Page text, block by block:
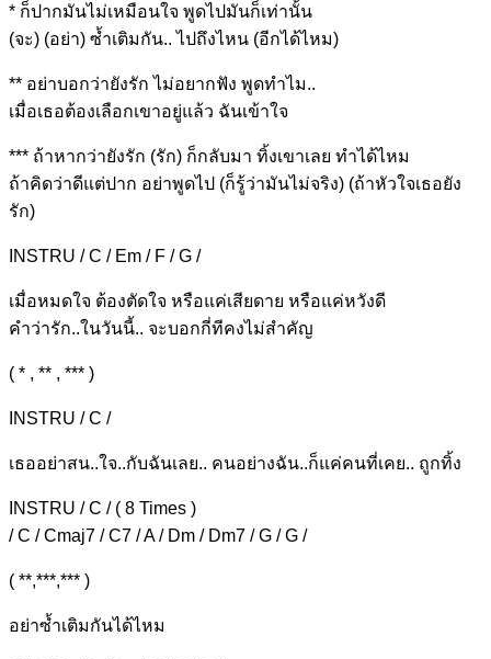
* ก็ปากมันไม่เหมือนใจ พูดไปมันก็เท่านั้น
(จะ) (อย่า) ซ้ำเติมกัน.. ไปถึงไหน (อีกได้ไหม)
** อย่าบอกว่ายังรัก ไม่อยากฟัง พูดทำไม..
เมื่อเธอต้องเลือกเขาอยู่แล้ว ฉันเข้าใจ
*** ถ้าหากว่ายังรัก (รัก) ก็กลับมา ทิ้งเขาเลย ทำได้ไหม
ถ้าคิดว่าดีแต่ปาก อย่าพูดไป (ก็รู้ว่ามันไม่จริง) (ถ้าหัวใจเธอยัง
รัก)
INSTRU / C / Em / F / G /
เมื่อหมดใจ ต้องตัดใจ หรือแค่เสียดาย หรือแค่หวังดี
คำว่ารัก..ในวันนี้.. จะบอกกี่ทีคงไม่สำคัญ
( * , ** , *** )
INSTRU / C /
เธออย่าสน..ใจ..กับฉันเลย.. คนอย่างฉัน..ก็แค่คนที่เคย.. ถูกทิ้ง
INSTRU / C / ( 8 Times )
/ C / Cmaj7 / C7 / A / Dm / Dm7 / G / G /
( **,***,*** )
อย่าซ้ำเติมกันได้ไหม